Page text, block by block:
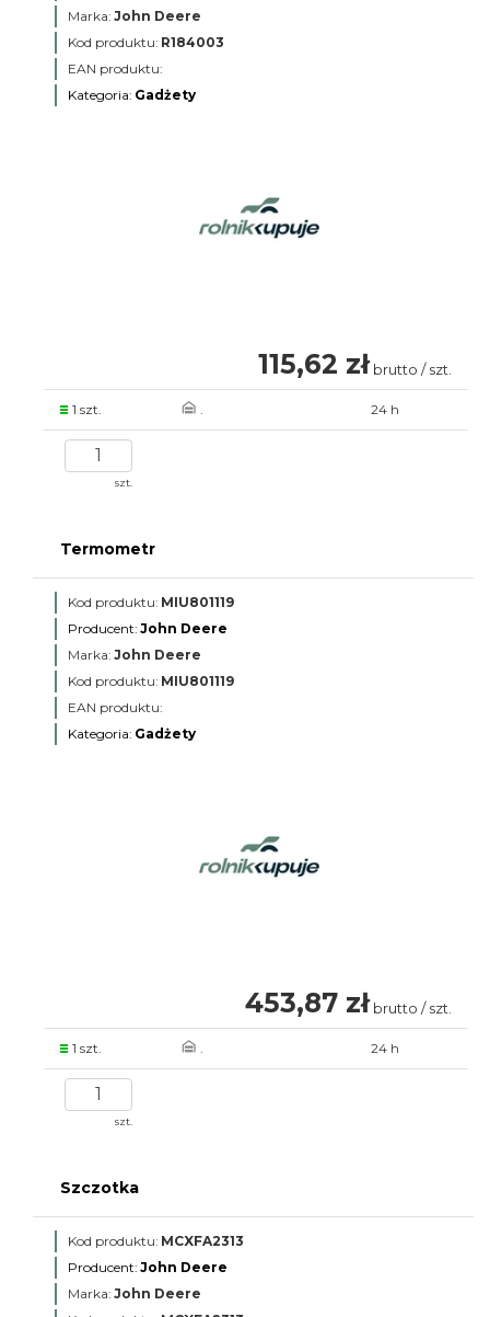
Marka: John Deere
Kod produktu: R184003
EAN produktu:
Kategoria: Gadżety
115,62 zł brutto / szt.
1 szt. . 24 h
szt.
Termometr
Kod produktu: MIU801119
Producent: John Deere
Marka: John Deere
Kod produktu: MIU801119
EAN produktu:
Kategoria: Gadżety
453,87 zł brutto / szt.
1 szt. . 24 h
szt.
Szczotka
Kod produktu: MCXFA2313
Producent: John Deere
Marka: John Deere